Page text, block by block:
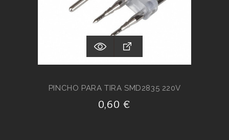
PINCHO PARA TIRA SMD2835 220V
0,60 €